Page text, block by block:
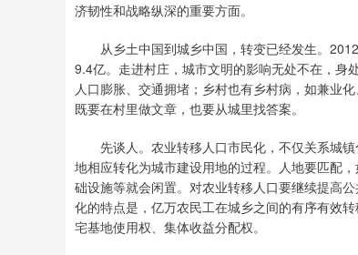
济韧性和战略纵深的重要方面。
从乡土中国到城乡中国，转变已经发生。2012
9.4亿。走进村庄，城市文明的影响无处不在，身
人口膨胀、交通拥堵；乡村也有乡村病，如兼业
既要在村里做文章，也要从城里找答案。
先谈人。农业转移人口市民化，不仅关系城镇
地相应转化为城市建设用地的过程。人地要匹配
础设施等就会闲置。对农业转移人口要继续提高
化的特点是，亿万农民工在城乡之间的有序有效
宅基地使用权、集体收益分配权。